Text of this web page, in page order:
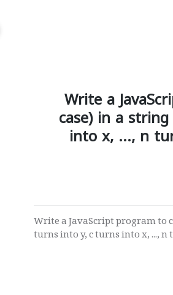
Write a
case) in a
into x, ..., n
Write a JavaScript program to
turns into y, c turns into x, ...,